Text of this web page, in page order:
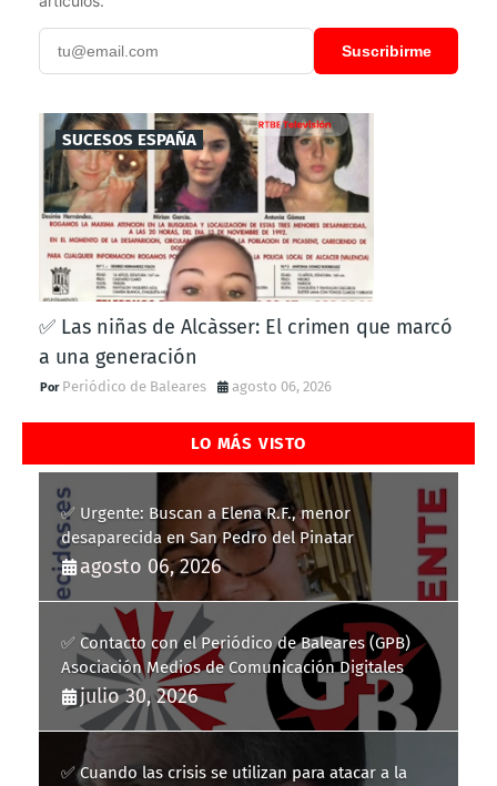
Suscribirme
SUCESOS ESPAÑA
✅ Las niñas de Alcàsser: El crimen que marcó
a una generación
Periódico de Baleares agosto 06, 2026
LO MÁS VISTO
✅ Urgente: Buscan a Elena R.F., menor
desaparecida en San Pedro del Pinatar
agosto 06, 2026
✅ Contacto con el Periódico de Baleares (GPB)
Asociación Medios de Comunicación Digitales
julio 30, 2026
✅ Cuando las crisis se utilizan para atacar a la